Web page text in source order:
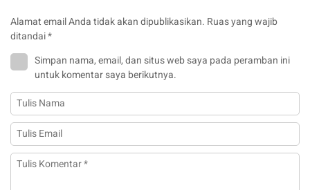
Alamat email Anda tidak akan dipublikasikan. Ruas yang wajib
ditandai*
Simpan nama, email, dan situs web saya pada peramban ini
untuk komentar saya berikutnya.